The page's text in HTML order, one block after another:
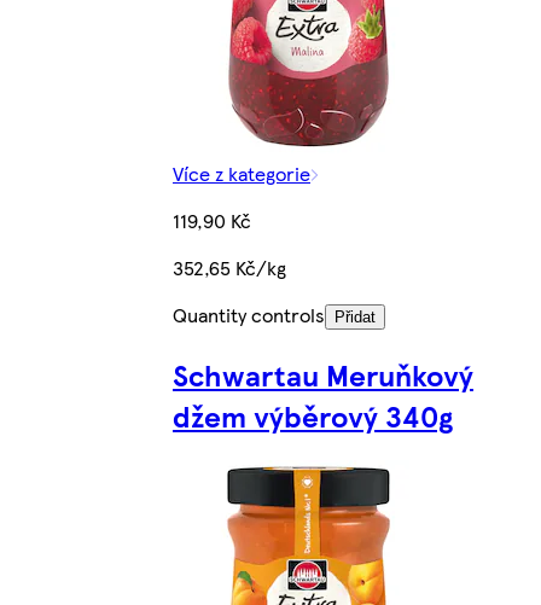
Více z kategorie
119,90 Kč
352,65 Kč/kg
Quantity controls
Přidat
Schwartau Meruňkový
džem výběrový 340g